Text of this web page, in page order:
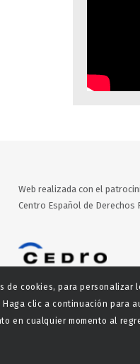
Web realizada con el
Centro Español de Derechos
cookies, para personalizar
clic a continuación para
en cualquier momento al